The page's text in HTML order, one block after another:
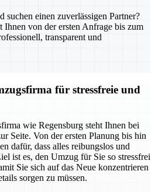
suchen einen zuverlässigen Partner?
Ihnen von der ersten Anfrage bis zum
transparent und
für stressfreie und
wie Regensburg steht Ihnen bei
Seite. Von der ersten Planung bis hin
dafür, dass alles reibungslos und
ist es, den Umzug für Sie so stressfrei
Sie sich auf das Neue konzentrieren
sorgen zu müssen.